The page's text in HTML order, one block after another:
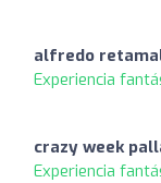
alfredo
Experiencia
crazy week
Experiencia